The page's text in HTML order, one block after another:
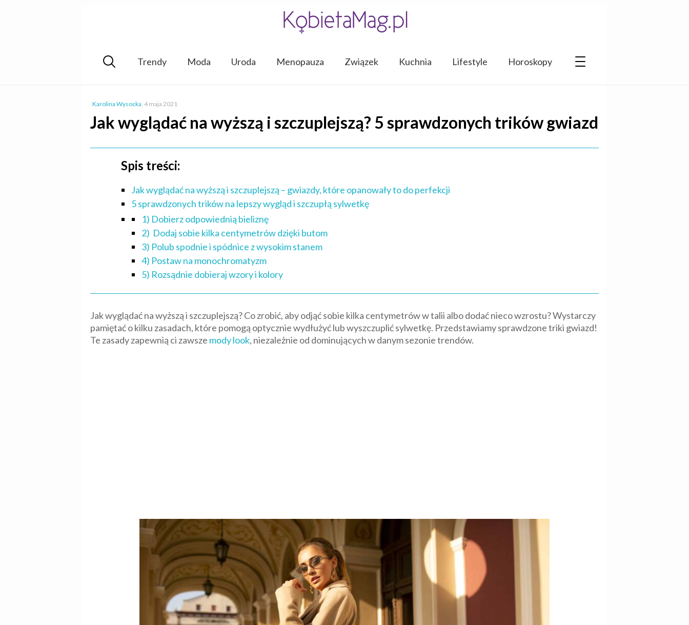
Trendy Moda Uroda Menopauza Związek Kuchnia Lifestyle Horoskopy
Karolina Wysocka, 4 maja 2021
Jak wyglądać na wyższą i szczuplejszą? 5 sprawdzonych trików gwiazd
Spis treści:
Jak wyglądać na wyższą i szczuplejszą – gwiazdy, które opanowały to do perfekcji
5 sprawdzonych trików na lepszy wygląd i szczupłą sylwetkę
1) Dobierz odpowiednią bieliznę
2) Dodaj sobie kilka centymetrów dzięki butom
3) Polub spodnie i spódnice z wysokim stanem
4) Postaw na monochromatyzm
5) Rozsądnie dobieraj wzory i kolory
Jak wyglądać na wyższą i szczuplejszą? Co zrobić, aby odjąć sobie kilka centymetrów w talii albo dodać nieco wzrostu? Wystarczy
pamiętać o kilku zasadach, które pomogą optycznie wydłużyć lub wyszczuplić sylwetkę. Przedstawiamy sprawdzone triki gwiazd!
Te zasady zapewnią ci zawsze mody look, niezależnie od dominujących w danym sezonie trendów.